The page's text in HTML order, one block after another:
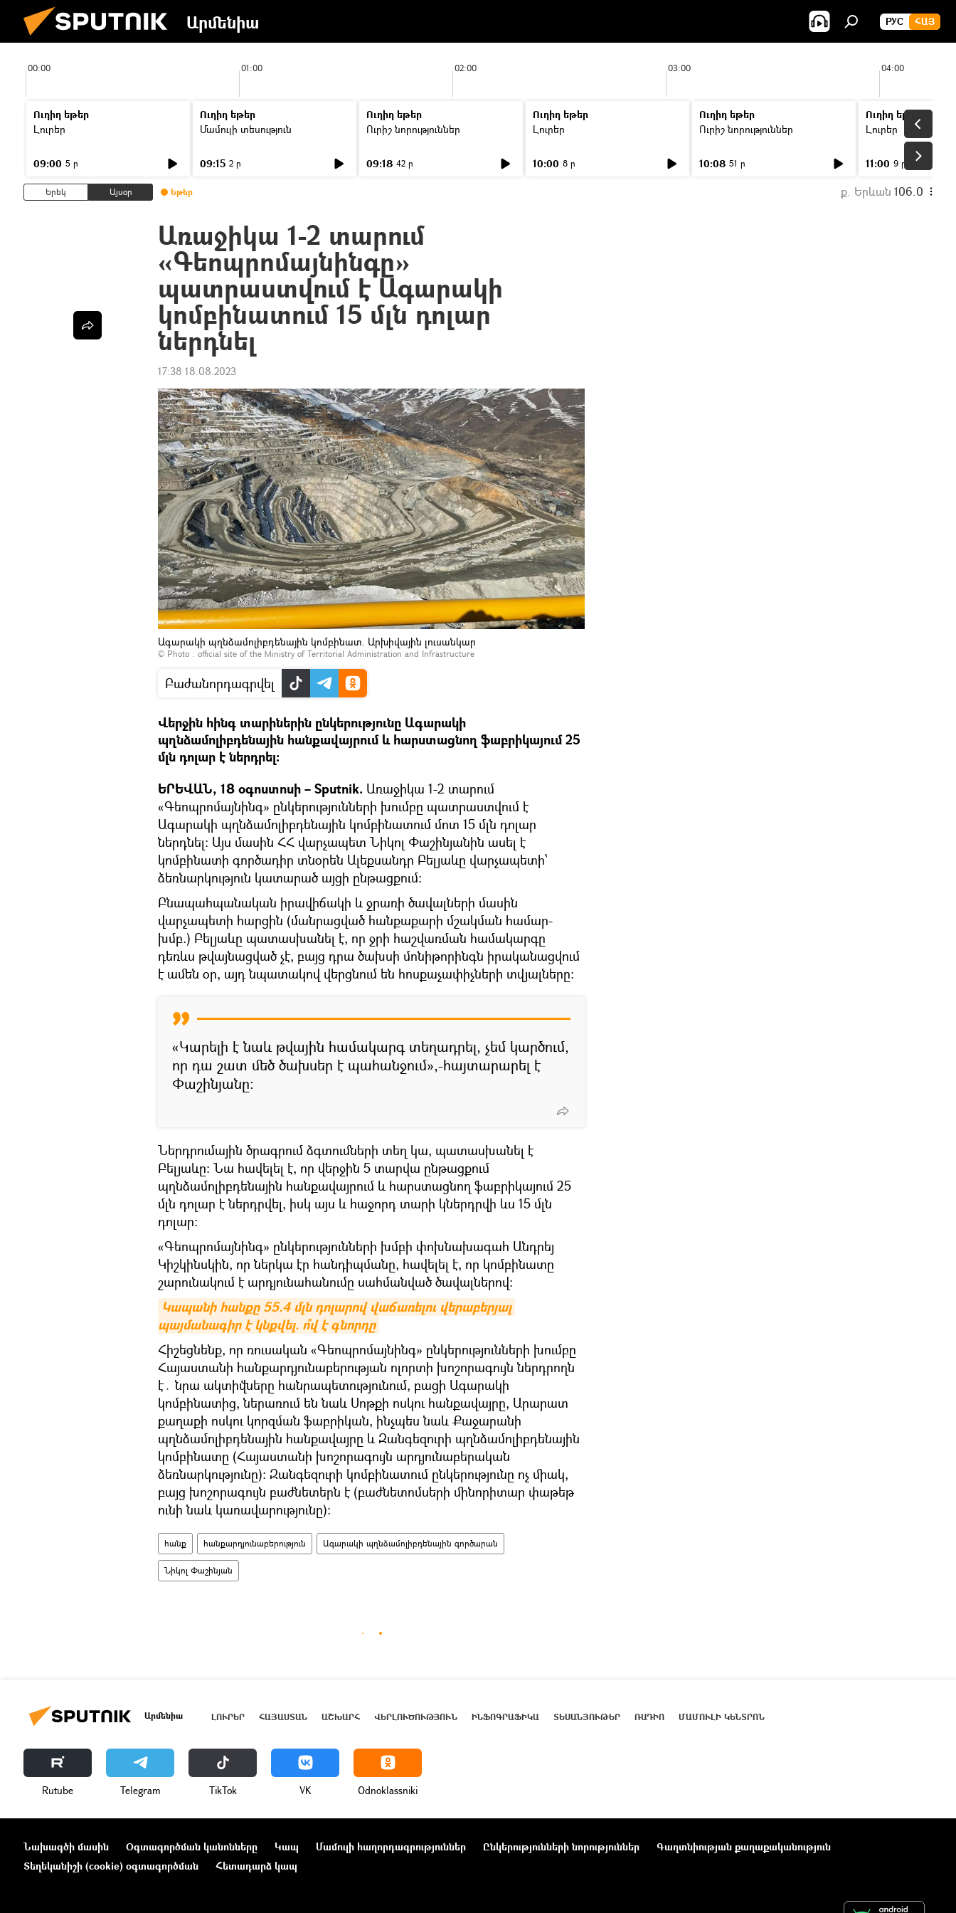
Արմենիա РУС ՀԱՅ
00:00 01:00 02:00 03:00 04:00
Ուղիղ եթեր
Լուրեր
09:00 5 ր
Ուղիղ եթեր
Մամուլի տեսություն
09:15 2 ր
Ուղիղ եթեր
Ուրիշ նորություններ
09:18 42 ր
Ուղիղ եթեր
Լուրեր
10:00 8 ր
Ուղիղ եթեր
Ուրիշ նորություններ
10:08 51 ր
Ուղիղ եթեր
Լուրեր
11:00 9 ր
Երեկ Այսօր Եթեր ք. Երևան 106.0
Առաջիկա 1-2 տարում
«Գեոպրոմայնինգը»
պատրաստվում է Ագարակի
կոմբինատում 15 մլն դոլար
ներդնել
17:38 18.08.2023
Ագարակի պղնձամոլիբդենային կոմբինատ. Արխիվային լուսանկար
© Photo : official site of the Ministry of Territorial Administration and Infrastructure
Բաժանորդագրվել
Վերջին հինգ տարիներին ընկերությունը Ագարակի
պղնձամոլիբդենային հանքավայրում և հարստացնող ֆաբրիկայում 25
մլն դոլար է ներդրել:
ԵՐԵՎԱՆ, 18 օգոստոսի – Sputnik. Առաջիկա 1-2 տարում
«Գեոպրոմայնինգ» ընկերությունների խումբը պատրաստվում է
Ագարակի պղնձամոլիբդենային կոմբինատում մոտ 15 մլն դոլար
ներդնել: Այս մասին ՀՀ վարչապետ Նիկոլ Փաշինյանին ասել է
կոմբինատի գործադիր տնօրեն Ալեքսանդր Բելյաևը վարչապետի՝
ձեռնարկություն կատարած այցի ընթացքում:
Բնապահպանական իրավիճակի և ջրառի ծավալների մասին
վարչապետի հարցին (մանրացված հանքաքարի մշակման համար-
խմբ.) Բելյաևը պատասխանել է, որ ջրի հաշվառման համակարգը
դեռևս թվայնացված չէ, բայց դրա ծախսի մոնիթորինգն իրականացվում
է ամեն օր, այդ նպատակով վերցնում են հոսքաչափիչների տվյալները:
«Կարելի է նաև թվային համակարգ տեղադրել, չեմ կարծում,
որ դա շատ մեծ ծախսեր է պահանջում»,-հայտարարել է
Փաշինյանը:
Ներդրումային ծրագրում ձգտումների տեղ կա, պատասխանել է
Բելյաևը։ Նա հավելել է, որ վերջին 5 տարվա ընթացքում
պղնձամոլիբդենային հանքավայրում և հարստացնող ֆաբրիկայում 25
մլն դոլար է ներդրվել, իսկ այս և հաջորդ տարի կներդրվի ևս 15 մլն
դոլար:
«Գեոպրոմայնինգ» ընկերությունների խմբի փոխնախագահ Անդրեյ
Կիշկինսկին, որ ներկա էր հանդիպմանը, հավելել է, որ կոմբինատը
շարունակում է արդյունահանումը սահմանված ծավալներով:
Կապանի հանքը 55.4 մլն դոլարով վաճառելու վերաբերյալ
պայմանագիր է կնքվել. ո՞վ է գնորդը
Հիշեցնենք, որ ռուսական «Գեոպրոմայնինգ» ընկերությունների խումբը
Հայաստանի հանքարդյունաբերության ոլորտի խոշորագույն ներդրողն
է․ նրա ակտիվները հանրապետությունում, բացի Ագարակի
կոմբինատից, ներառում են նաև Սոթքի ոսկու հանքավայրը, Արարատ
քաղաքի ոսկու կորզման ֆաբրիկան, ինչպես նաև Քաջարանի
պղնձամոլիբդենային հանքավայրը և Զանգեզուրի պղնձամոլիբդենային
կոմբինատը (Հայաստանի խոշորագույն արդյունաբերական
ձեռնարկությունը): Զանգեզուրի կոմբինատում ընկերությունը ոչ միակ,
բայց խոշորագույն բաժնետերն է (բաժնետոմսերի մինորիտար փաթեթ
ունի նաև կառավարությունը):
հանք հանքարդյունաբերություն Ագարակի պղնձամոլիբդենային գործարան
Նիկոլ Փաշինյան
Արմենիա ԼՈՒՐԵՐ ՀԱՅԱՍՏԱՆ ԱՇԽԱՐՀ ՎԵՐԼՈՒԾՈՒԹՅՈՒՆ ԻՆՖՈԳՐԱՖԻԿԱ ՏԵՍԱՆՅՈՒԹԵՐ ՌԱԴԻՈ ՄԱՄՈՒԼԻ ԿԵՆՏՐՈՆ
Rutube Telegram ТikТоk VK Odnoklassniki
Նախագծի մասին Օգտագործման կանոնները Կապ Մամուլի հաղորդագրություններ Ընկերությունների նորություններ
Գաղտնիության քաղաքականություն
Տեղեկանիշի (cookie) օգտագործման
Հետադարձ կապ